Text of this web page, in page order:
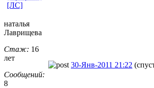
[ЛС]
наталья
Лаврищева
Стаж: 16
лет
Сообщений:
8
30-Янв-2011 21:22